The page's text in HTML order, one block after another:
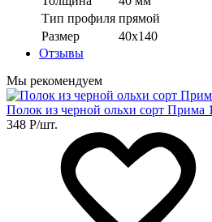
Тип профиля прямой
Размер
40х140
Отзывы
Мы рекомендуем
Полок из черной ольхи сорт Прима
348 Р/шт.